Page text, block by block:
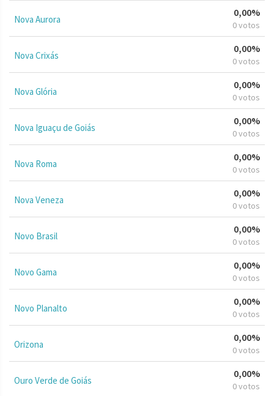
Nova Aurora
0,00%
0 votos
Nova Crixás
0,00%
0 votos
Nova Glória
0,00%
0 votos
Nova Iguaçu de Goiás
0,00%
0 votos
Nova Roma
0,00%
0 votos
Nova Veneza
0,00%
0 votos
Novo Brasil
0,00%
0 votos
Novo Gama
0,00%
0 votos
Novo Planalto
0,00%
0 votos
Orizona
0,00%
0 votos
Ouro Verde de Goiás
0,00%
0 votos